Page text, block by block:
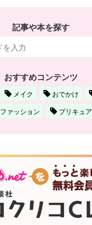
記事や本を探す
おすすめコンテンツ
メイク おでかけ
ファッション
プリキュア